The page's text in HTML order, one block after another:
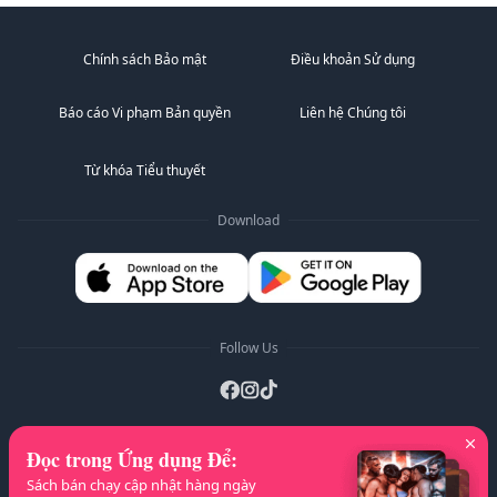
Chính sách Bảo mật Điều khoản Sử dụng
Báo cáo Vi phạm Bản quyền Liên hệ Chúng tôi
Từ khóa Tiểu thuyết
Download
Follow Us
Danh sách A-Z: A B C H I
J
K
L M N O P Q U V
Đọc trong Ứng dụng Để:
Sách bán chạy cập nhật hàng ngày